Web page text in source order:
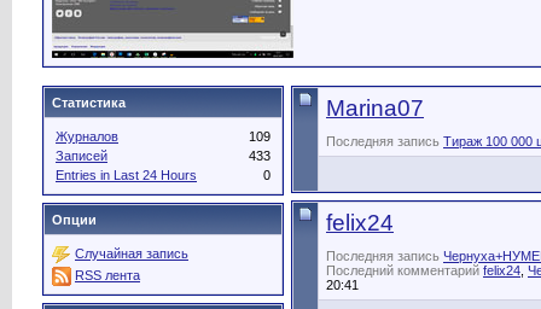
Marina07
Последняя запись Тираж 100 000
felix24
Последняя запись
Последний комментарий felix24
20:41
Статистика
Журналов
109
Записей
433
Entries in Last 24 Hours
0
Опции
Случайная запись
RSS лента